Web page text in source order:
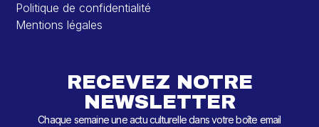
Politique de confidentialité
Mentions légales
RECEVEZ NOTRE
NEWSLETTER
Chaque semaine une actu culturelle dans votre boîte email